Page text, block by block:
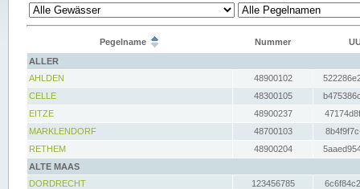
Pegelname Nummer
ALLER
AHLDEN
48900102
CELLE
48300105
EITZE
48900237
MARKLENDORF
48700103
RETHEM
48900204
ALTE MAAS
DORDRECHT
123456785